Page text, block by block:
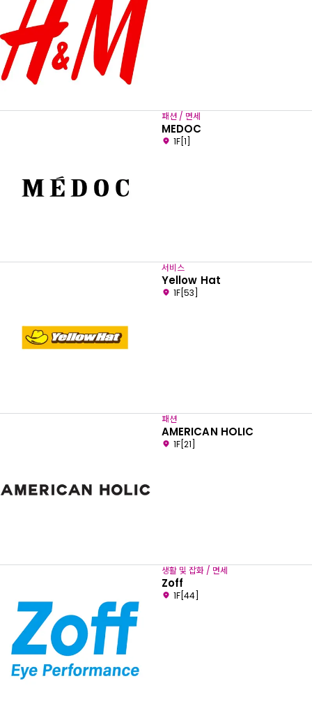
패션 / 면세
MEDOC
1F[1]
서비스
Yellow Hat
1F[53]
패션
AMERICAN HOLIC
1F[21]
생활 및 잡화 / 면세
Zoff
1F[44]